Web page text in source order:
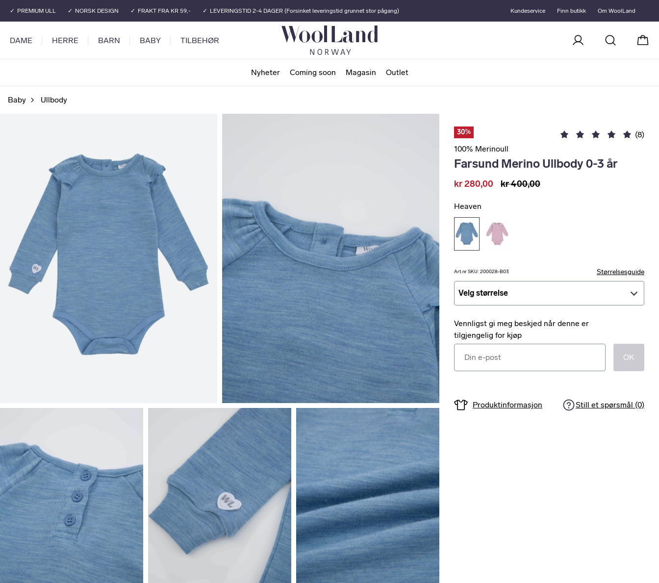
PREMIUM ULL NORSK DESIGN FRAKT FRA KR 59,- LEVERINGSTID 2-4 DAGER (Forsinket leveringstid grunnet stor pågang)
DAME HERRE BARN BABY TILBEHØR
Nyheter Coming soon Magasin Outlet
Kundeservice Finn butikk Om WoolLand
Baby Ullbody
30%
(8)
100% Merinoull
Farsund Merino Ullbody 0-3 år
kr 280,00 kr 400,00
Heaven
Art.nr SKU: 200028-B03 Størrelsesguide
Velg størrelse
Vennligst gi meg beskjed når denne er
tilgjengelig for kjøp
OK
Produktinformasjon Still et spørsmål (0)